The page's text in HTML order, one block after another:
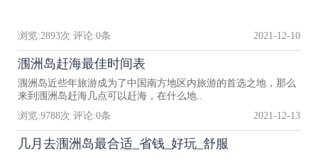
浏览:2893次 评论:0条 2021-12-10
涠洲岛赶海最佳时间表
涠洲岛近些年旅游成为了中国南方地区内旅游的首选之地，那么
来到涠洲岛赶海几点可以赶海，在什么地..
浏览:9788次 评论:0条 2021-12-13
几月去涠洲岛最合适_省钱_好玩_舒服